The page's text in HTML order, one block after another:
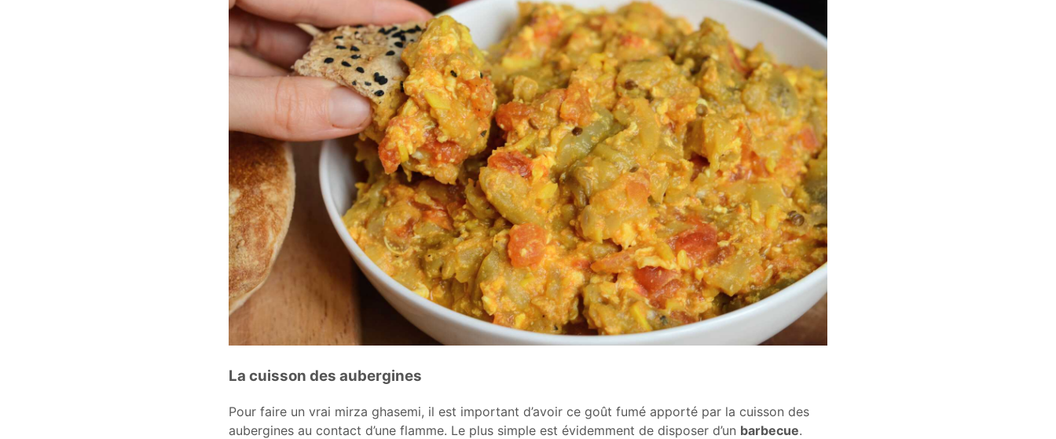
La cuisson des aubergines
Pour faire un vrai mirza ghasemi, il est important d’avoir ce goût fumé apporté par la cuisson des
aubergines au contact d’une flamme. Le plus simple est évidemment de disposer d’un barbecue.